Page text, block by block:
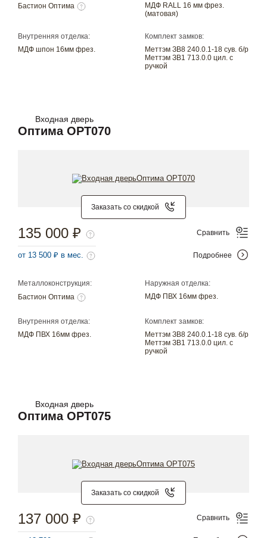
Бастион Оптима
МДФ RALL 16 мм фрез.
(матовая)
Внутренняя отделка:
МДФ шпон 16мм фрез.
Комплект замков:
Меттэм ЗВ8 240.0.1-18 сув. б/р
Меттэм ЗВ1 713.0.0 цил. с
ручкой
Входная дверь
Оптима OPT070
Заказать со скидкой
Металлоконструкция:
Бастион Оптима
Наружная отделка:
МДФ ПВХ 16мм фрез.
Внутренняя отделка:
МДФ ПВХ 16мм фрез.
Комплект замков:
Меттэм ЗВ8 240.0.1-18 сув. б/р
Меттэм ЗВ1 713.0.0 цил. с
ручкой
135 000 ₽
от 13 500 ₽ в мес.
Сравнить
Подробнее
Входная дверь
Оптима OPT075
Заказать со скидкой
137 000 ₽ Сравнить